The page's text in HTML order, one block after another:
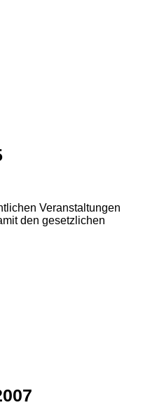
Veranstaltungen
den gesetzlichen